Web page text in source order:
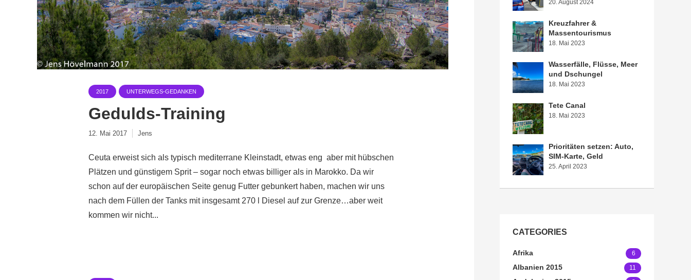
2017 UNTERWEGS-GEDANKEN
Gedulds-Training
12. Mai 2017 Jens
Ceuta erweist sich als typisch mediterrane Kleinstadt, etwas eng aber mit hübschen
Plätzen und günstigem Sprit – sogar noch etwas billiger als in Marokko. Da wir
schon auf der europäischen Seite genug Futter gebunkert haben, machen wir uns
nach dem Füllen der Tanks mit insgesamt 270 l Diesel auf zur Grenze…aber weit
kommen wir nicht...
20. August 2024
Kreuzfahrer &
Massentourismus
18. Mai 2023
Wasserfälle, Flüsse, Meer
und Dschungel
18. Mai 2023
Tete Canal
18. Mai 2023
Prioritäten setzen: Auto,
SIM-Karte, Geld
25. April 2023
CATEGORIES
Afrika 6
Albanien 2015 11